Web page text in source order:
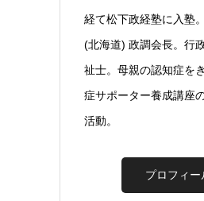
経て松下政経塾に入塾
(北海道) 政調会長。行
祉士。母親の認知症を
症サポーター養成講座
活動。
プロフィー